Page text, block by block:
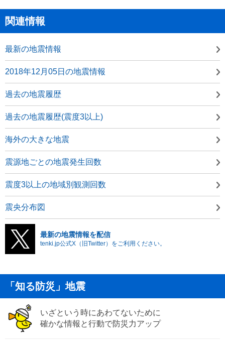
関連情報
最新の地震情報
2018年12月05日の地震情報
過去の地震履歴
過去の地震履歴(震度3以上)
海外の大きな地震
震源地ごとの地震発生回数
震度3以上の地域別観測回数
震央分布図
最新の地震情報を配信
tenki.jp公式X（旧Twitter）をご利用ください。
「知る防災」地震
いざという時にあわてないために
確かな情報と行動で防災力アップ